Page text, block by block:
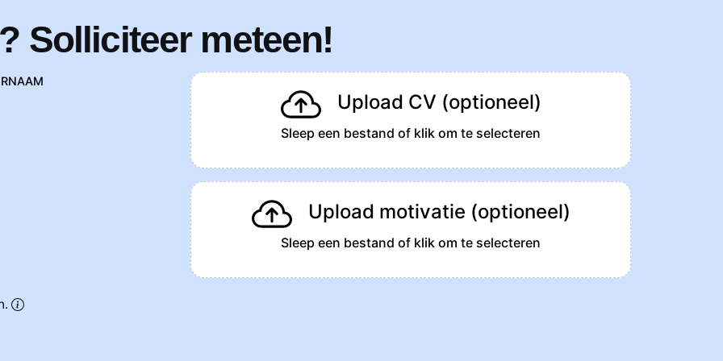
Solliciteer meteen!
Upload CV (optioneel)
Sleep een bestand of klik om te selecteren
Upload motivatie (optioneel)
Sleep een bestand of klik om te selecteren